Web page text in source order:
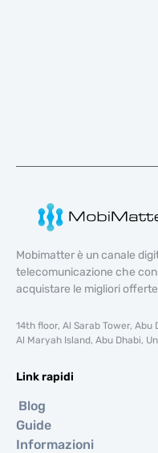
Mobimatter è un canale
telecomunicazione che
acquistare le migliori
14th floor, Al Sarab Tower, Abu
Al Maryah Island, Abu Dhabi,
Link rapidi
Blog
Guide
Informazioni